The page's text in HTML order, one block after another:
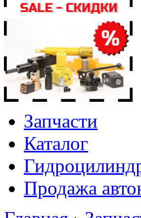
Запчасти
Каталог
Продажа